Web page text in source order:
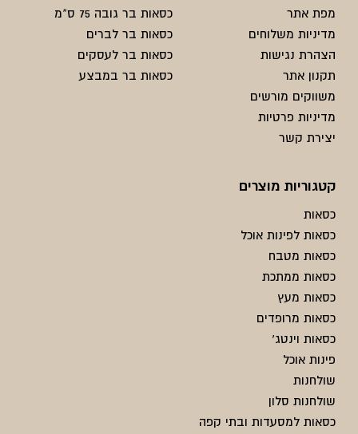
מפת אתר
מדיניות משלוחים
הצהרת נגישות
תקנון אתר
משווקים מורשים
מדיניות פרטיות
יצירת קשר
כסאות בר גובה 75 ס"מ
כסאות בר לברים
כסאות בר לעסקים
כסאות בר במבצע
קטגוריות מוצרים
כסאות
כסאות לפינות אוכל
כסאות מטבח
כסאות ממתכת
כסאות מעץ
כסאות מרופדים
כסאות וינטג'
פינות אוכל
שולחנות
שולחנות סלון
כסאות למסעדות ובתי קפה